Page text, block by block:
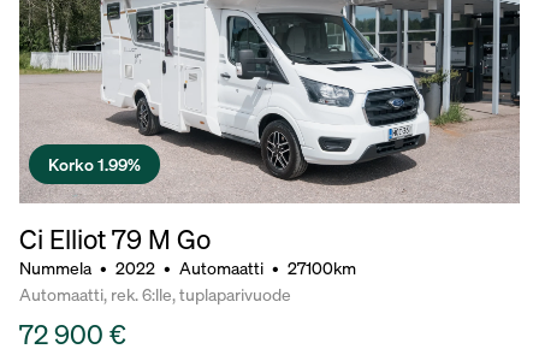
Korko 1.99%
Ci Elliot 79 M Go
Nummela • 2022 • Automaatti • 27100km
Automaatti, rek. 6:lle, tuplaparivuode
72 900 €